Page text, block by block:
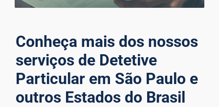
Conheça mais dos nossos
serviços de Detetive
Particular em São Paulo e
outros Estados do Brasil